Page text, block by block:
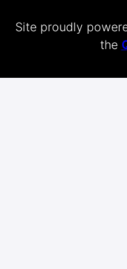
Site proudly
the